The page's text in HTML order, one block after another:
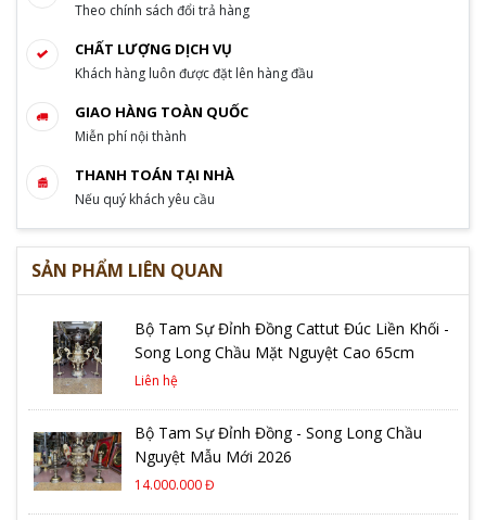
Theo chính sách đổi trả hàng
CHẤT LƯỢNG DỊCH VỤ
Khách hàng luôn được đặt lên hàng đầu
GIAO HÀNG TOÀN QUỐC
Miễn phí nội thành
THANH TOÁN TẠI NHÀ
Nếu quý khách yêu cầu
SẢN PHẨM LIÊN QUAN
Bộ Tam Sự Đỉnh Đồng Cattut Đúc Liền Khối -
Song Long Chầu Mặt Nguyệt Cao 65cm
Liên hệ
Bộ Tam Sự Đỉnh Đồng - Song Long Chầu
Nguyệt Mẫu Mới 2026
14.000.000 Đ